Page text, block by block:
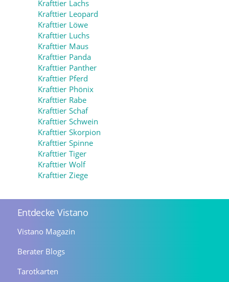
Krafttier Lachs
Krafttier Leopard
Krafttier Löwe
Krafttier Luchs
Krafttier Maus
Krafttier Panda
Krafttier Panther
Krafttier Pferd
Krafttier Phönix
Krafttier Rabe
Krafttier Schaf
Krafttier Schwein
Krafttier Skorpion
Krafttier Spinne
Krafttier Tiger
Krafttier Wolf
Krafttier Ziege
Entdecke Vistano
Vistano Magazin
Berater Blogs
Tarotkarten